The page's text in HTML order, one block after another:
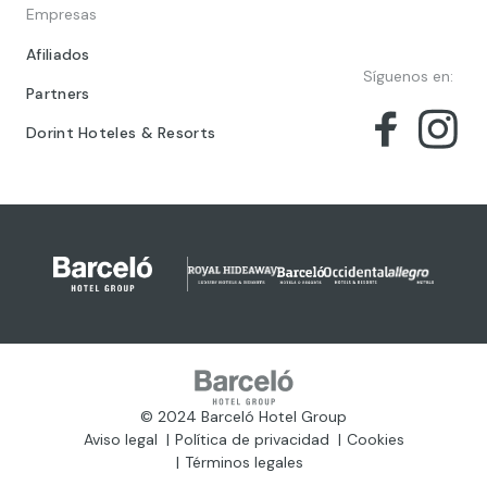
Empresas
Afiliados
Partners
Dorint Hoteles & Resorts
Síguenos en:
© 2024 Barceló Hotel Group
Aviso legal
Política de privacidad
Cookies
Términos legales